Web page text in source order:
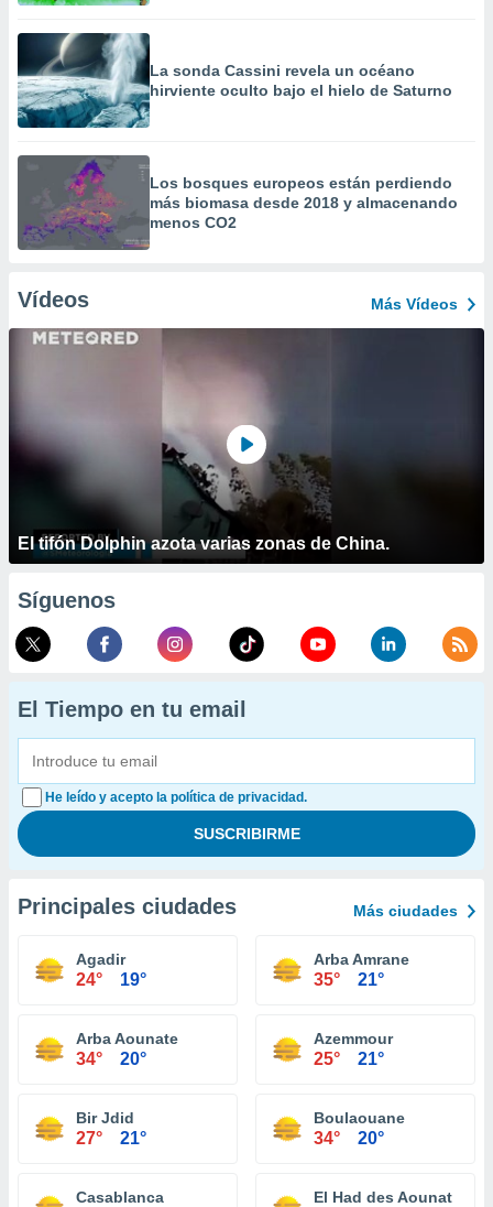
La sonda Cassini revela un océano
hirviente oculto bajo el hielo de Saturno
Los bosques europeos están perdiendo
más biomasa desde 2018 y almacenando
menos CO2
Vídeos Más Vídeos
El tifón Dolphin azota varias zonas de China.
Síguenos
El Tiempo en tu email
He leído y acepto la política de privacidad.
Principales ciudades Más ciudades
Agadir
24° 19°
Arba Amrane
35° 21°
Arba Aounate
34° 20°
Azemmour
25° 21°
Bir Jdid
27° 21°
Boulaouane
34° 20°
Casablanca El Had des Aounat